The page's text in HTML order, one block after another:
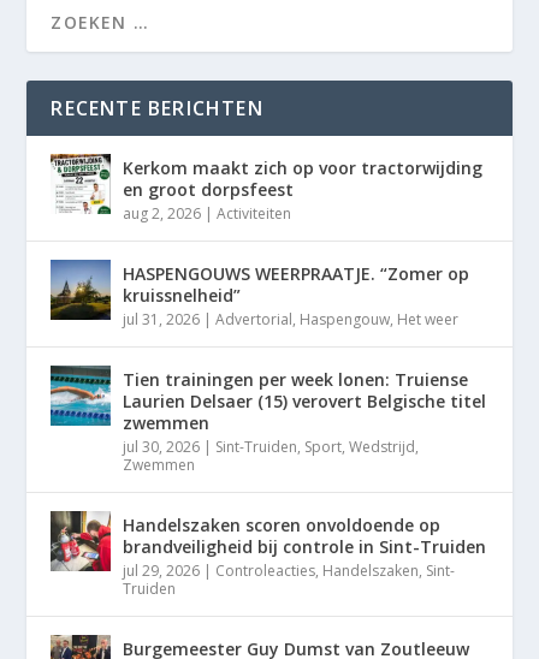
RECENTE BERICHTEN
Kerkom maakt zich op voor tractorwijding
en groot dorpsfeest
aug 2, 2026 |Activiteiten
HASPENGOUWS WEERPRAATJE. “Zomer op
kruissnelheid”
jul 31, 2026 |Advertorial, Haspengouw, Het weer
Tien trainingen per week lonen: Truiense
Laurien Delsaer (15) verovert Belgische titel
zwemmen
jul 30, 2026 | Sint-Truiden, Sport,Wedstrijd,
Zwemmen
Handelszaken scoren onvoldoende op
brandveiligheid bij controle in Sint-Truiden
jul 29, 2026 | Controleacties, Handelszaken, Sint-
Truiden
Burgemeester Guy Dumst van Zoutleeuw